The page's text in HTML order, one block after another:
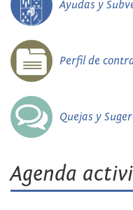
Ayudas y
Perfil de
Quejas y
Agenda